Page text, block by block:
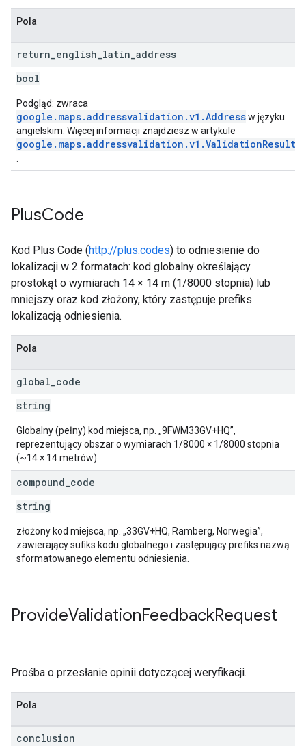
Pola
return english latin address
bool
Podgląd: zwraca
google.maps.addressvalidation.v1.Addressw języku
angielskim. Więcej informacji znajdziesz w artykule
PlusCode
Kod Plus Code (http://plus.codes) to odniesienie do
lokalizacji w 2 formatach: kod globalny określający
prostokąt o wymiarach 14 × 14 m (1/8000 stopnia) lub
mniejszy oraz kod złożony, który zastępuje prefiks
lokalizacją odniesienia.
Pola
global code
string
Globalny (pełny) kod miejsca, np. „9FWM33GV+HQ”,
reprezentujący obszar o wymiarach 1/8000 × 1/8000 stopnia
(~14 × 14 metrów).
compound code
string
złożony kod miejsca, np. „33GV+HQ, Ramberg, Norwegia”,
zawierający sufiks kodu globalnego i zastępujący prefiks nazwą
sformatowanego elementu odniesienia.
ProvideValidationFeedbackRequest
Prośba o przesłanie opinii dotyczącej weryfikacji.
Pola
conclusion